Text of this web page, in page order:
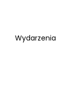
Wydarzenia